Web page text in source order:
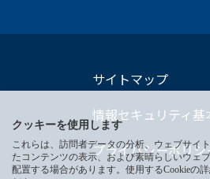
サイトマップ
情報セキュリティ基
プライバシーポリシ
クッキーを使用します
これらは、訪問者データの分析、ウェブサイ
たコンテンツの表示、および素晴らしいウェ
配置する場合があります。使用するCookieの